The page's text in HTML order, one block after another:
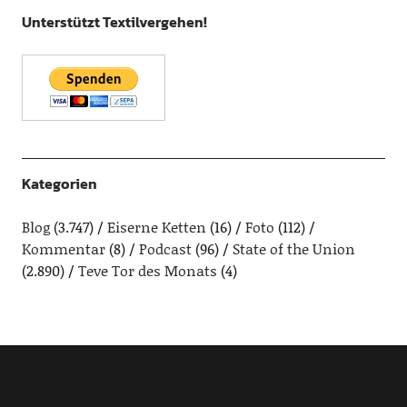
Unterstützt Textilvergehen!
Kategorien
Blog(3.747) Eiserne Ketten (16) Foto (112)
Kommentar(8) Podcast(96)
State of the Union
(2.890)
Teve Tor des Monats (4)